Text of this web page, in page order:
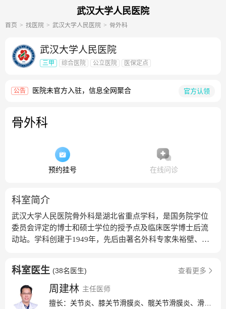
武汉大学人民医院
首页 找医院 武汉大学人民医院 骨外科
武汉大学人民医院
三甲 综合医院 公立医院 医保定点
公告 医院未官方入驻，信息全网聚合 官方认领
骨外科
预约挂号 在线问诊
科室简介
武汉大学人民医院骨外科是湖北省重点学科，是国务院学位
委员会评定的博士和硕士学位的授予点及临床医学博士后流
动站。学科创建于1949年，先后由著名外科专家朱裕壁、叶
任。现任骨科主任为郭卫春教授。在历任科主任带领下，经
过几代人半个多世纪的精心耕耘，人民医院骨科学科及亚专
科建设得到了长足的发展，已成为实力雄厚、技术精湛、享
科室医生 (38名医生) 查看更多
周建林 主任医师